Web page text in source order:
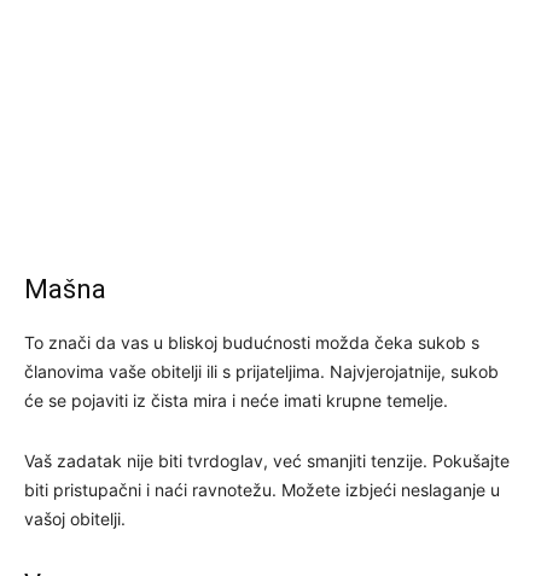
Mašna
To znači da vas u bliskoj budućnosti možda čeka sukob s
članovima vaše obitelji ili s prijateljima. Najvjerojatnije, sukob
će se pojaviti iz čista mira i neće imati krupne temelje.
Vaš zadatak nije biti tvrdoglav, već smanjiti tenzije. Pokušajte
biti pristupačni i naći ravnotežu. Možete izbjeći neslaganje u
vašoj obitelji.